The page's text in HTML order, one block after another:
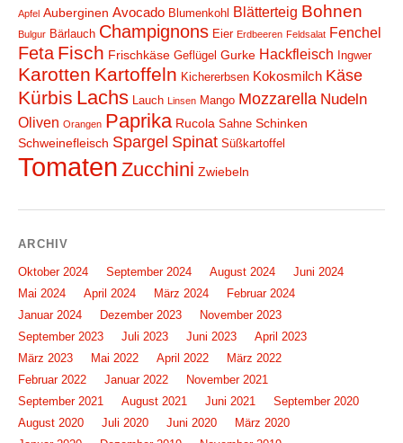
Apfel Auberginen Avocado Blumenkohl Blätterteig Bohnen
Bulgur Bärlauch Champignons Eier Erdbeeren Feldsalat Fenchel
Feta Fisch Frischkäse Geflügel Gurke Hackfleisch Ingwer
Karotten Kartoffeln Kichererbsen Kokosmilch Käse
Kürbis Lachs Lauch Linsen Mango Mozzarella Nudeln
Oliven Orangen Paprika Rucola Sahne Schinken
Schweinefleisch Spargel Spinat Süßkartoffel
Tomaten Zucchini Zwiebeln
ARCHIV
Oktober 2024 September 2024 August 2024
Juni 2024
Mai 2024
April 2024 März 2024
Februar 2024
Januar 2024
Dezember 2023
November 2023
September 2023
Juli 2023 Juni 2023
April 2023
März 2023
Mai 2022 April 2022
März 2022
Februar 2022
Januar 2022
November 2021
September 2021
August 2021 Juni 2021
September 2020
August 2020
Juli 2020 Juni 2020
März 2020